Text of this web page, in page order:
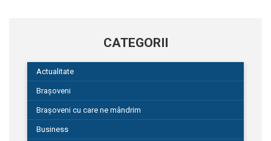
CATEGORII
Actualitate
Brașoveni
Brașoveni cu care ne mândrim
Business